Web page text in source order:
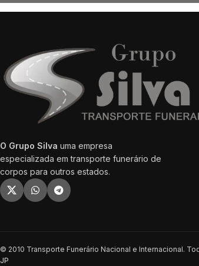
O Grupo Silva uma empresa
especializada em transporte funerário de
corpos para outros estados.
© 2010 Transporte Funerário Nacional e Internacional.
JP